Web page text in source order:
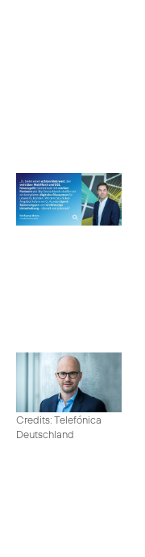
Credits: Telefónica
Deutschland